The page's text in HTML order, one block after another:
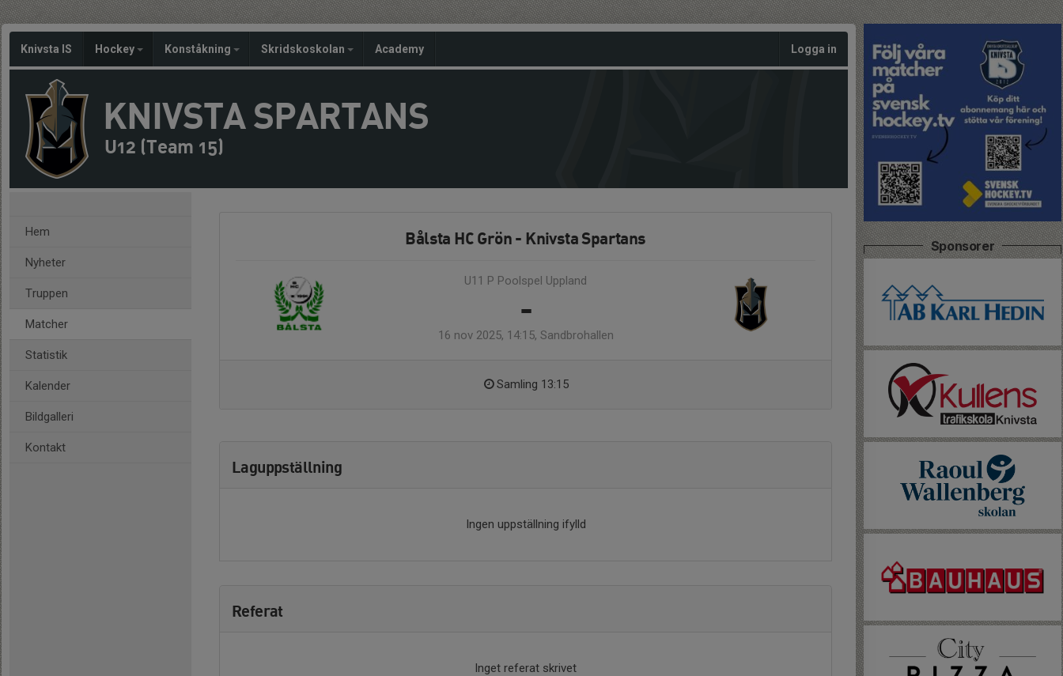
Knivsta IS Hockey Konståkning Skridskoskolan Academy Logga in
KNIVSTA SPARTANS
U12 (Team 15)
Hem
Nyheter
Truppen
Matcher
Statistik
Kalender
Bildgalleri
Kontakt
Bålsta HC Grön - Knivsta Spartans
U11 P Poolspel Uppland
-
16 nov 2025, 14:15, Sandbrohallen
Samling 13:15
Laguppställning
Ingen uppställning ifylld
Referat
Inget referat skrivet
Sponsorer